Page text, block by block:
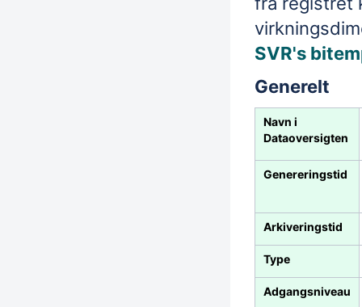
SVR's
Generelt
Navn i
Dataoversigten
Genereringstid
Arkiveringstid
Type
Adgangsniveau